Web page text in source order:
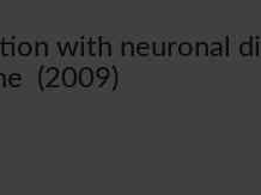
with neuronal
(2009)